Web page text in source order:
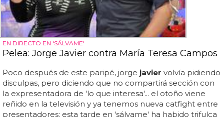
EN DIRECTO EN 'SÁLVAME'
Pelea: Jorge Javier contra María Teresa Campos
Poco después de este paripé, jorge javier volvía pidiendo
disculpas, pero diciendo que no compartirá sección con
la expresentadora de 'lo que interesa'... el otoño viene
reñido en la televisión y ya tenemos nueva catfight entre
presentadores: esta tarde en 'sálvame' ha habido trifulca